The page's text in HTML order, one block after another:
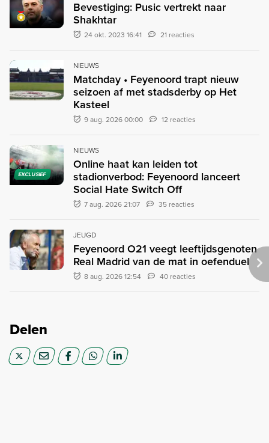
Bevestiging: Pusic vertrekt naar
Shakhtar
24 okt. 2023 16:41 21 reacties
NIEUWS
Matchday • Feyenoord trapt nieuw
seizoen af met stadsderby op Het
Kasteel
9 aug. 2026 00:00 12 reacties
EXCLUSIEF
NIEUWS
Online haat kan leiden tot
stadionverbod: Feyenoord lanceert
Social Hate Switch Off
7 aug. 2026 21:07 35 reacties
JEUGD
Feyenoord O21 veegt leeftijdsgenoten
Real Madrid van de mat in oefenduel
8 aug. 2026 12:54 40 reacties
Delen